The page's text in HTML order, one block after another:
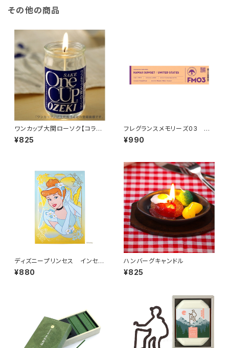
その他の商品
ワンカップ大関ローソク【コラボ
商品】
¥825
フレグランスメモリーズ03 HA
WAII SUNSET
¥990
ディズニープリンセス インセン
ス シンデレラ
¥880
ハンバーグキャンドル
¥825